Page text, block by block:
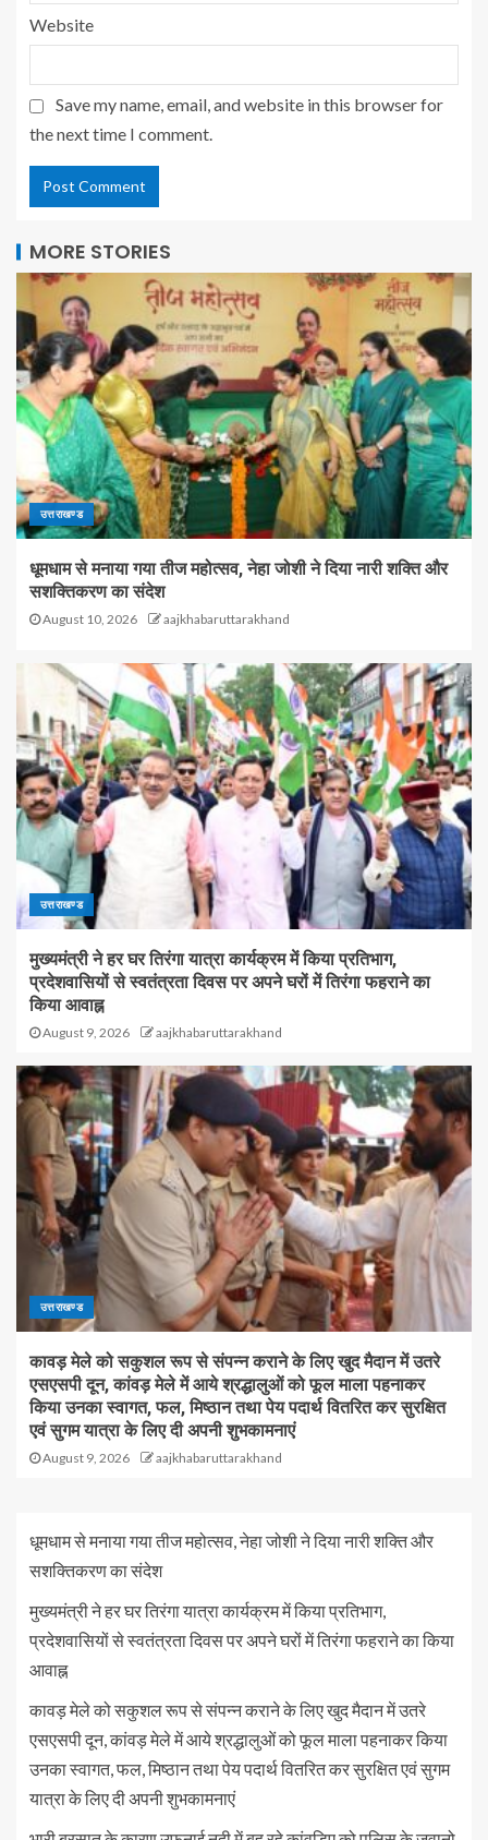
Website
Save my name, email, and website in this browser for
the next time I comment.
MORE STORIES
उत्तराखण्ड
धूमधाम से मनाया गया तीज महोत्सव, नेहा जोशी ने दिया नारी शक्ति और
सशक्तिकरण का संदेश
August 10, 2026 aajkhabaruttarakhand
उत्तराखण्ड
मुख्यमंत्री ने हर घर तिरंगा यात्रा कार्यक्रम में किया प्रतिभाग,
प्रदेशवासियों से स्वतंत्रता दिवस पर अपने घरों में तिरंगा फहराने का
किया आवाह्न
August 9, 2026 aajkhabaruttarakhand
उत्तराखण्ड
कावड़ मेले को सकुशल रूप से संपन्न कराने के लिए खुद मैदान में उतरे
एसएसपी दून, कांवड़ मेले में आये श्रद्धालुओं को फूल माला पहनाकर
किया उनका स्वागत, फल, मिष्ठान तथा पेय पदार्थ वितरित कर सुरक्षित
एवं सुगम यात्रा के लिए दी अपनी शुभकामनाएं
August 9, 2026 aajkhabaruttarakhand
धूमधाम से मनाया गया तीज महोत्सव, नेहा जोशी ने दिया नारी शक्ति और
सशक्तिकरण का संदेश
मुख्यमंत्री ने हर घर तिरंगा यात्रा कार्यक्रम में किया प्रतिभाग,
प्रदेशवासियों से स्वतंत्रता दिवस पर अपने घरों में तिरंगा फहराने का किया
आवाह्न
कावड़ मेले को सकुशल रूप से संपन्न कराने के लिए खुद मैदान में उतरे
एसएसपी दून, कांवड़ मेले में आये श्रद्धालुओं को फूल माला पहनाकर किया
उनका स्वागत, फल, मिष्ठान तथा पेय पदार्थ वितरित कर सुरक्षित एवं सुगम
यात्रा के लिए दी अपनी शुभकामनाएं